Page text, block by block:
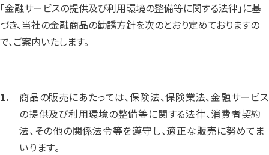
「金融サービスの提供及び利用環境の整備等に関する法律」に基
づき、当社の金融商品の勧誘方針を次のとおり定めておりますの
で、ご案内いたします。
商品の販売にあたっては、保険法、保険業法、金融サービス
の提供及び利用環境の整備等に関する法律、消費者契約
法、その他の関係法令等を遵守し、適正な販売に努めてま
いります。